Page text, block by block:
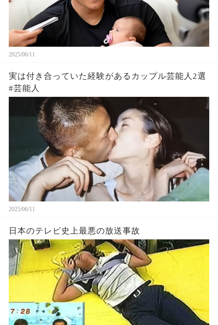
2025/06/11
実は付き合っていた経験があるカップル芸能人2選
#芸能人
2025/06/11
日本のテレビ史上最悪の放送事故